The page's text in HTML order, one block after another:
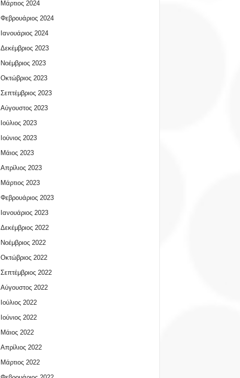
Μάρτιος 2024
Φεβρουάριος 2024
Ιανουάριος 2024
Δεκέμβριος 2023
Νοέμβριος 2023
Οκτώβριος 2023
Σεπτέμβριος 2023
Αύγουστος 2023
Ιούλιος 2023
Ιούνιος 2023
Μάιος 2023
Απρίλιος 2023
Μάρτιος 2023
Φεβρουάριος 2023
Ιανουάριος 2023
Δεκέμβριος 2022
Νοέμβριος 2022
Οκτώβριος 2022
Σεπτέμβριος 2022
Αύγουστος 2022
Ιούλιος 2022
Ιούνιος 2022
Μάιος 2022
Απρίλιος 2022
Μάρτιος 2022